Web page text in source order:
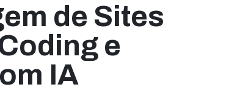
de Sites
e
IA